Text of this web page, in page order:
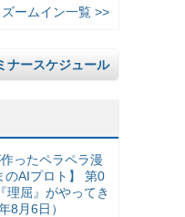
ズームイン一覧 >>
ナースケジュール
ったペラペラ漫
のAIプロト】 第0
理屈』がやってき
8月6日）